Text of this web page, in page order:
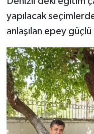
yapılacak
anlaşılan epey